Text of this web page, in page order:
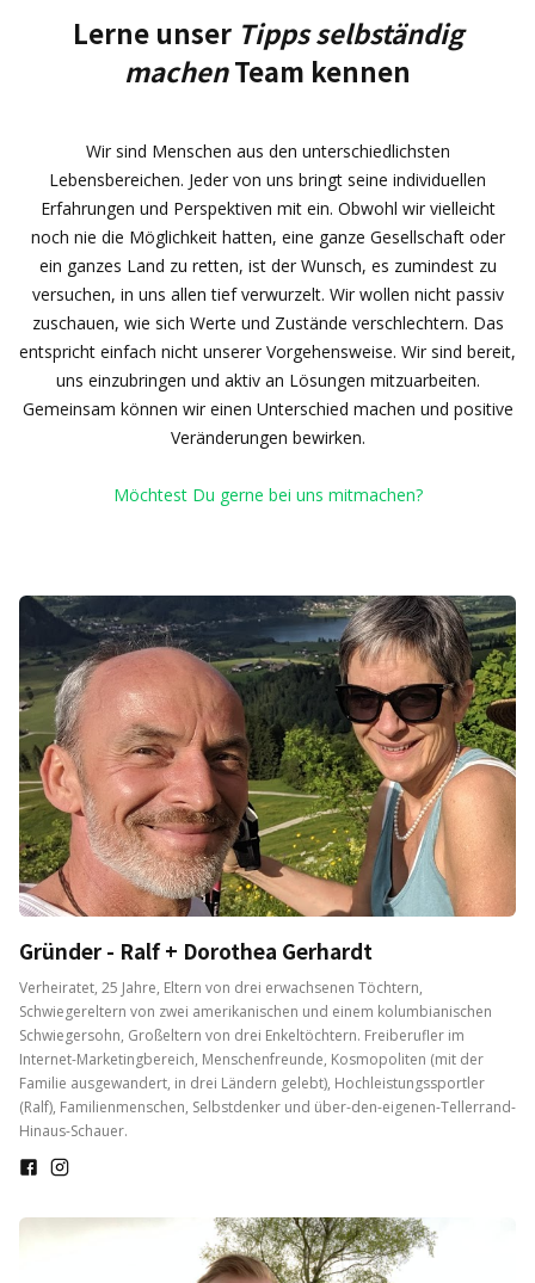
Lerne unser Tipps selbständig
machenTeam kennen
Wir sind Menschen aus den unterschiedlichsten
Lebensbereichen. Jeder von uns bringt seine individuellen
Erfahrungen und Perspektiven mit ein. Obwohl wir vielleicht
noch nie die Möglichkeit hatten, eine ganze Gesellschaft oder
ein ganzes Land zu retten, ist der Wunsch, es zumindest zu
versuchen, in uns allen tief verwurzelt. Wir wollen nicht passiv
zuschauen, wie sich Werte und Zustände verschlechtern. Das
entspricht einfach nicht unserer Vorgehensweise. Wir sind bereit,
uns einzubringen und aktiv an Lösungen mitzuarbeiten.
Gemeinsam können wir einen Unterschied machen und positive
Veränderungen bewirken.
Möchtest Du gerne bei uns mitmachen?
Gründer - Ralf + Dorothea Gerhardt
Verheiratet, 25 Jahre, Eltern von drei erwachsenen Töchtern,
Schwiegereltern von zwei amerikanischen und einem kolumbianischen
Schwiegersohn, Großeltern von drei Enkeltöchtern. Freiberufler im
Internet-Marketingbereich, Menschenfreunde, Kosmopoliten (mit der
Familie ausgewandert, in drei Ländern gelebt), Hochleistungssportler
(Ralf), Familienmenschen, Selbstdenker und über-den-eigenen-Tellerrand-
Hinaus-Schauer.